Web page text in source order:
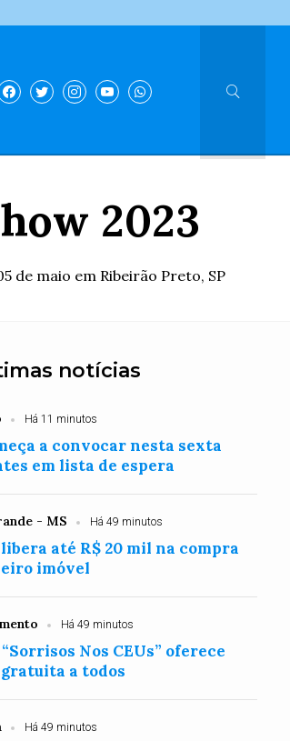
2023
de maio em Ribeirão Preto, SP
notícias
Há 11 minutos
a convocar nesta sexta
em lista de espera
- MS Há 49 minutos
até R$ 20 mil na compra
imóvel
Há 49 minutos
Nos CEUs” oferece
a todos
Há 49 minutos